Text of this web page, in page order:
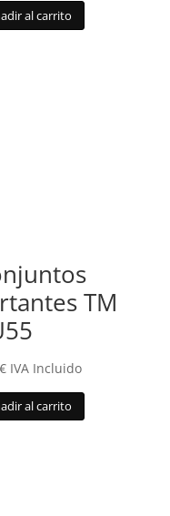
al carrito
TM
€ IVA Incluido
al carrito